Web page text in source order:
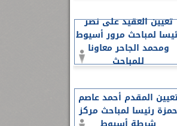
تعيين العقيد على نصر
لمباحث مرور أسيوط
ومحمد الجاحر معاونا
للمباحث
المقدم أحمد عاصم
حمزة رئيسا لمباحث مركز